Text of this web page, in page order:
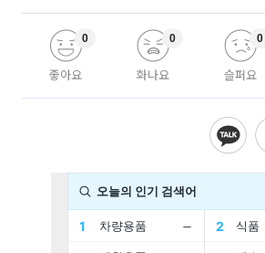
좋아요
0
화나요
0
슬퍼요
0